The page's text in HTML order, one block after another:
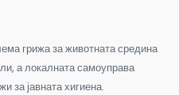
грижа за животната средина
а локалната самоуправа
за јавната хигиена.